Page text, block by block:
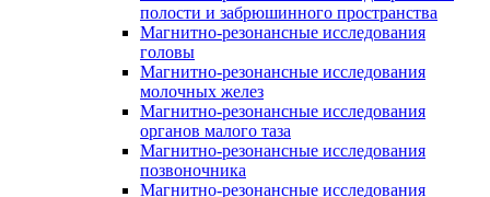
полости и забрюшинного пространства
Магнитно-резонансные исследования
головы
Магнитно-резонансные исследования
молочных желез
Магнитно-резонансные исследования
органов малого таза
Магнитно-резонансные исследования
позвоночника
Магнитно-резонансные исследования